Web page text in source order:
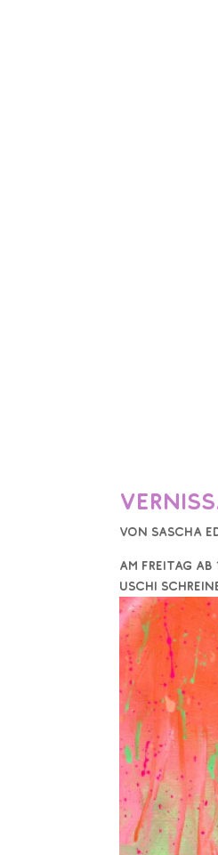
von Sascha
Am Freitag
Uschi